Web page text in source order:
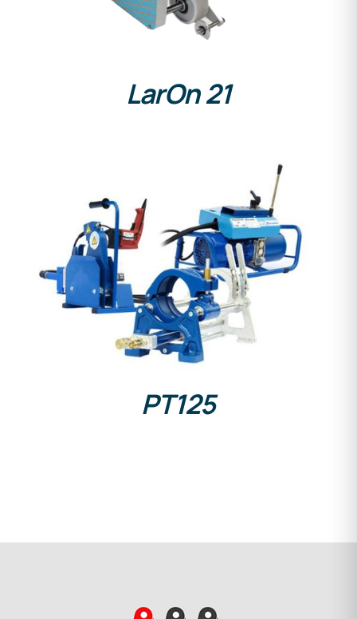
LarOn 21
DETAILS
PT125